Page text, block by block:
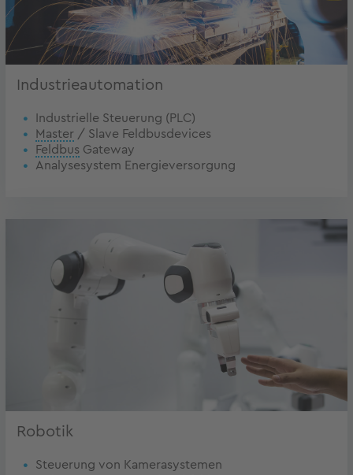
Industrieautomation
Industrielle Steuerung (PLC)
Master / Slave Feldbusdevices
Feldbus Gateway
Analysesystem Energieversorgung
Robotik
Steuerung von Kamerasystemen